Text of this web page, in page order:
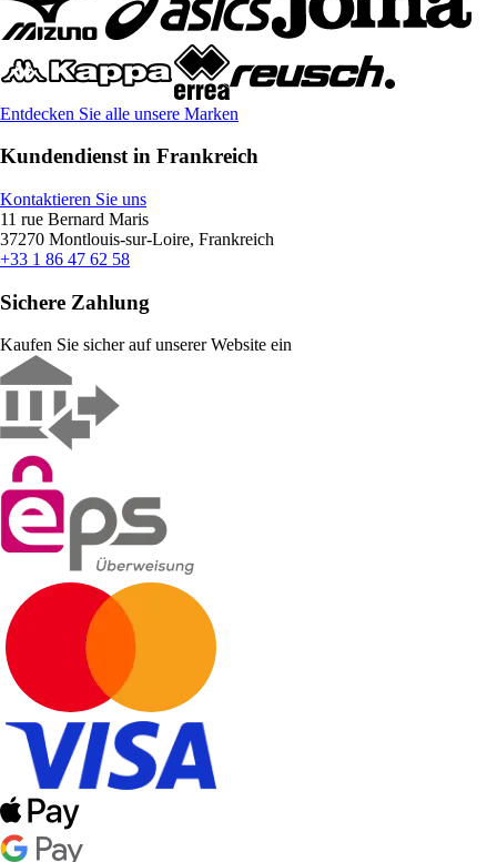
Entdecken Sie alle unsere Marken
Kundendienst in Frankreich
Kontaktieren Sie uns
11 rue Bernard Maris
37270 Montlouis-sur-Loire, Frankreich
+33 1 86 47 62 58
Sichere Zahlung
Kaufen Sie sicher auf unserer Website ein